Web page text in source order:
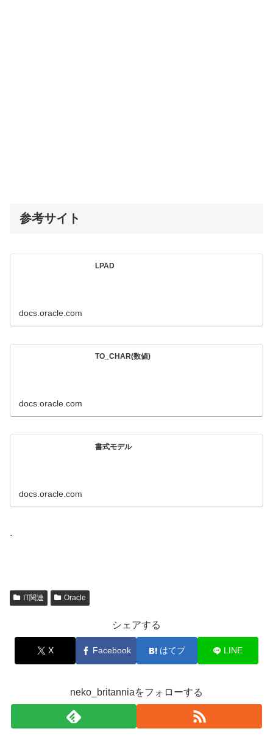
参考サイト
LPAD
docs.oracle.com
TO_CHAR(数値)
docs.oracle.com
書式モデル
docs.oracle.com
.
IT関連 Oracle
シェアする
X Facebook はてブ LINE
neko_britanniaをフォローする